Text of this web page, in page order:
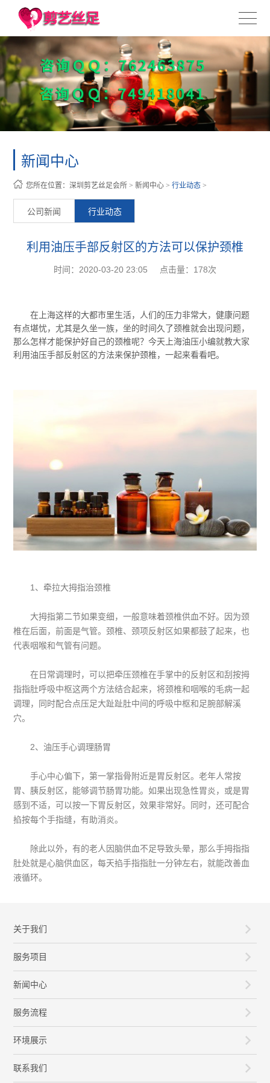
新闻中心
您所在位置：深圳剪艺丝足会所 >新闻中心 >行业动态 >
公司新闻 行业动态
利用油压手部反射区的方法可以保护颈椎
时间：2020-03-20 23:05 点击量： 178次
在上海这样的大都市里生活，人们的压力非常大，健康问题
有点堪忧，尤其是久坐一族，坐的时间久了颈椎就会出现问题，
那么怎样才能保护好自己的颈椎呢？今天上海油压小编就教大家
利用油压手部反射区的方法来保护颈椎，一起来看看吧。
1、牵拉大拇指治颈椎
大拇指第二节如果变细，一般意味着颈椎供血不好。因为颈
椎在后面，前面是气管。颈椎、颈项反射区如果都鼓了起来，也
代表咽喉和气管有问题。
在日常调理时，可以把牵压颈椎在手掌中的反射区和刮按拇
指指肚呼吸中枢这两个方法结合起来，将颈椎和咽喉的毛病一起
调理，同时配合点压足大趾趾肚中间的呼吸中枢和足腕部解溪
穴。
2、油压手心调理肠胃
手心中心偏下，第一掌指骨附近是胃反射区。老年人常按
胃、胰反射区，能够调节肠胃功能。如果出现急性胃炎，或是胃
感到不适，可以按一下胃反射区，效果非常好。同时，还可配合
掐按每个手指缝，有助消炎。
除此以外，有的老人因脑供血不足导致头晕，那么手拇指指
肚处就是心脑供血区，每天掐手指指肚一分钟左右，就能改善血
液循环。
关于我们
服务项目
新闻中心
服务流程
环境展示
联系我们